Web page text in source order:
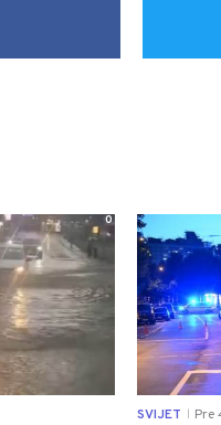
0
SVIJET Pre